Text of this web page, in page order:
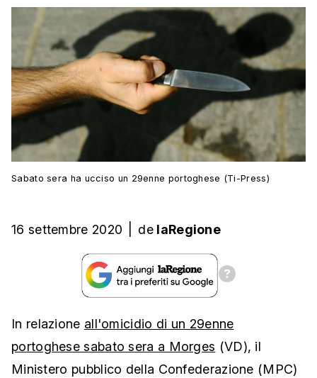
Sabato sera ha ucciso un 29enne portoghese (Ti-Press)
16 settembre 2020 de laRegione
In relazione all'omicidio di un 29enne
portoghese sabato sera a Morges (VD), il
Ministero pubblico della Confederazione (MPC)